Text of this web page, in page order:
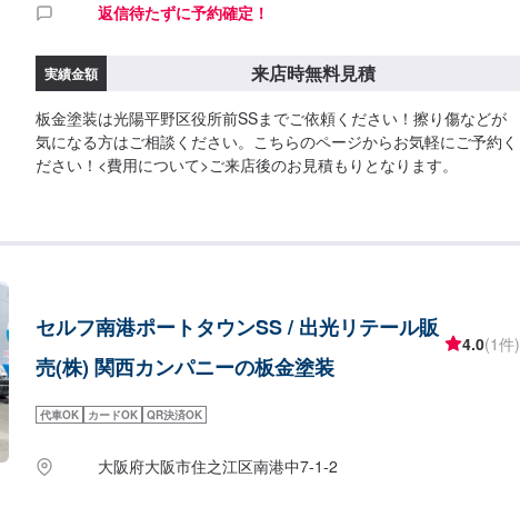
返信待たずに予約確定！
実績金額 来店時無料見積
板金塗装は光陽平野区役所前SSまでご依頼ください！擦り傷などが
気になる方はご相談ください。こちらのページからお気軽にご予約く
ださい！<費用について>ご来店後のお見積もりとなります。
セルフ南港ポートタウンSS / 出光リテール販
売(株) 関西カンパニーの板金塗装
4.0(1件)
代車OK カードOK QR決済OK
大阪府大阪市住之江区南港中7-1-2